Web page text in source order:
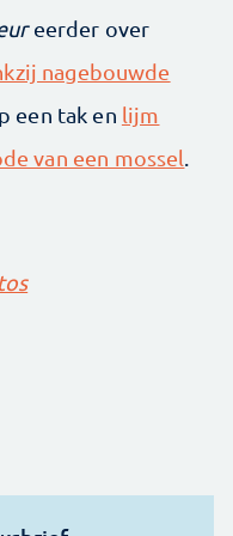
eerder over
nagebouwde
een tak en lijm
van een mossel.